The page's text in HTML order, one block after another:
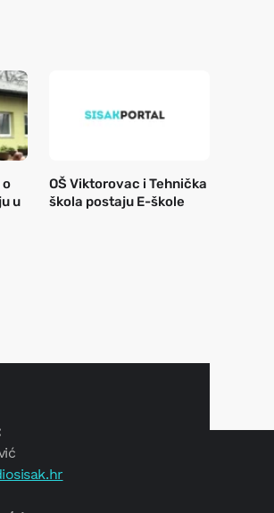
o
u
OŠ Viktorovac i Tehnička
škola postaju E-škole